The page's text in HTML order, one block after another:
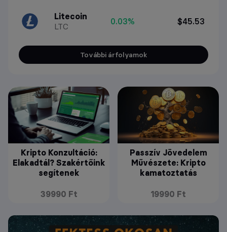
Litecoin
LTC
0.03% $45.53
További árfolyamok
Kripto Konzultáció:
Elakadtál? Szakértőink
segítenek
39990 Ft
Passzív Jövedelem
Művészete: Kripto
kamatoztatás
19990 Ft